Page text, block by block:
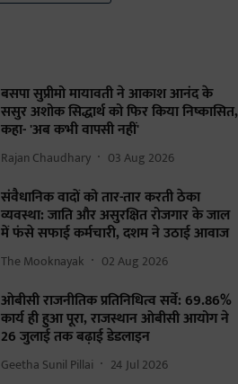
बसपा सुप्रीमो मायावती ने आकाश आनंद के
ससुर अशोक सिद्धार्थ को फिर किया निष्कासित,
कहा- 'अब कभी वापसी नहीं'
Rajan Chaudhary 03 Aug 2026
संवैधानिक वादों को तार-तार करती ठेका
व्यवस्था: जाति और असुरक्षित रोजगार के जाल
में फंसे सफाई कर्मचारी, दशम ने उठाई आवाज
The Mooknayak 02 Aug 2026
ओबीसी राजनीतिक प्रतिनिधित्व सर्वे: 69.86%
कार्य ही हुआ पूरा, राजस्थान ओबीसी आयोग ने
26 जुलाई तक बढ़ाई डेडलाइन
Geetha Sunil Pillai 24 Jul 2026